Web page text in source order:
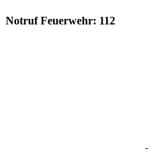
Notruf Feuerwehr: 112